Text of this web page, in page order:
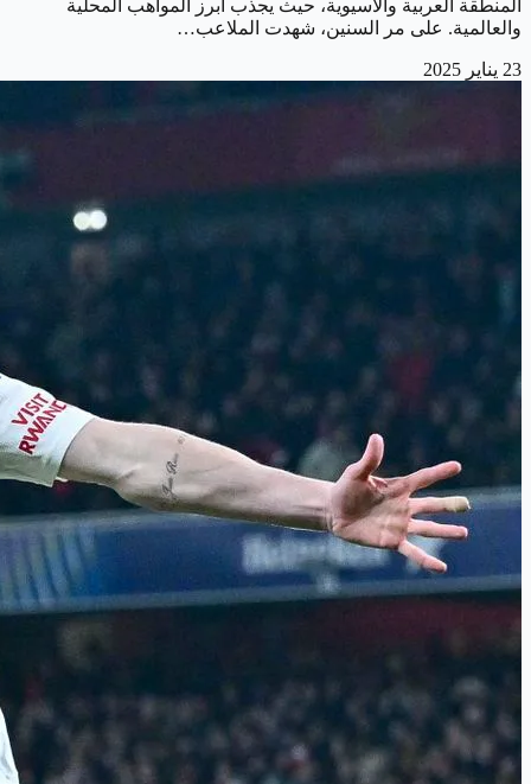
المنطقة العربية والآسيوية، حيث يجذب أبرز المواهب المحلية
والعالمية. على مر السنين، شهدت الملاعب…
23 يناير 2025